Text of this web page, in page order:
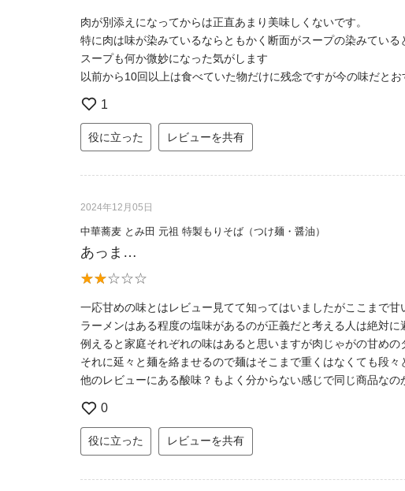
肉が別添えになってからは正直あまり美味しくないです。
特に肉は味が染みているならともかく断面がスープの染みてい
スープも何か微妙になった気がします
以前から10回以上は食べていた物だけに残念ですが今の味だとお
1
役に立った レビューを共有
2024年12月05日
中華蕎麦 とみ田 元祖 特製もりそば（つけ麺・醤油）
あっま…
一応甘めの味とはレビュー見てて知ってはいましたがここまで甘
ラーメンはある程度の塩味があるのが正義だと考える人は絶対に
例えると家庭それぞれの味はあると思いますが肉じゃがの甘めの
それに延々と麺を絡ませるので麺はそこまで重くはなくても段
他のレビューにある酸味？もよく分からない感じで同じ商品なの
0
役に立った レビューを共有